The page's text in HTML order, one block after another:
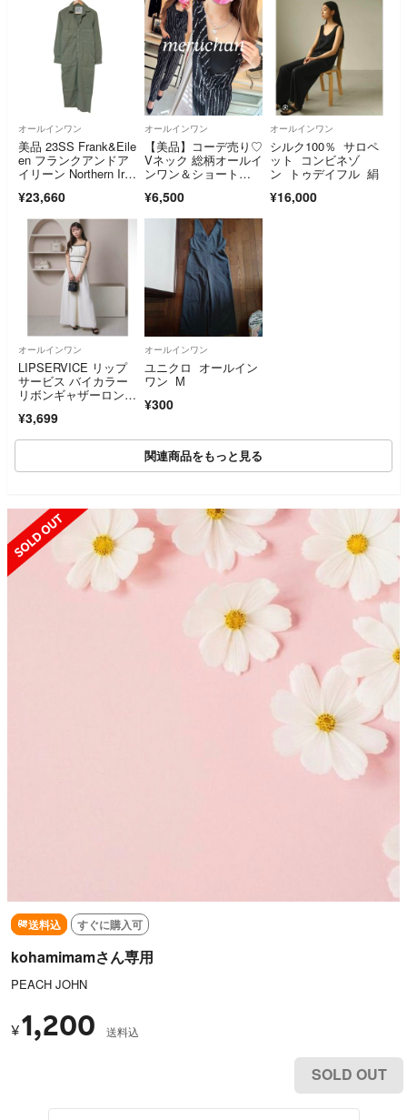
オールインワン
美品 23SS Frank&Eile
en フランクアンドア
イリーン Northern Irel
ン オールインワン ジ
ャンプスーツ S カー
キ レディース 古着 中
古 USED
¥23,660
オールインワン
【美品】コーデ売り♡
Vネック 総柄オールイ
ンワン＆ショート
¥6,500
オールインワン
シルク100％ サロペ
ット コンビネゾ
ン トゥデイフル 絹
¥16,000
オールインワン
LIPSERVICE リップ
サービス バイカラー
リボンギャザーロンパ
ン ホワイト Mサイ
ズ タグ付き
¥3,699
オールインワン
ユニクロ オールイン
ワン М
¥300
関連商品をもっと見る
SOLD OUT
送料込 すぐに購入可
kohamimamさん専用
PEACH JOHN
¥1,200 送料込
SOLD OUT